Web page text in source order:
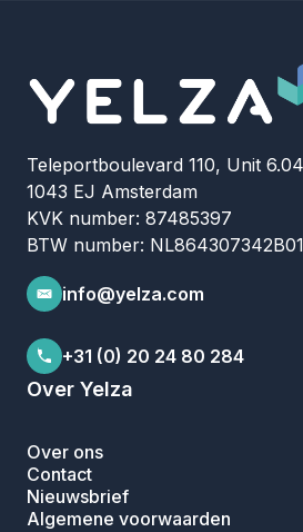
Teleportboulevard 110, Unit 6.04
1043 EJ Amsterdam
KVK number: 87485397
BTW number: NL864307342B01
info@yelza.com
+31 (0) 20 24 80 284
Over Yelza
Over ons
Contact
Nieuwsbrief
Algemene voorwaarden